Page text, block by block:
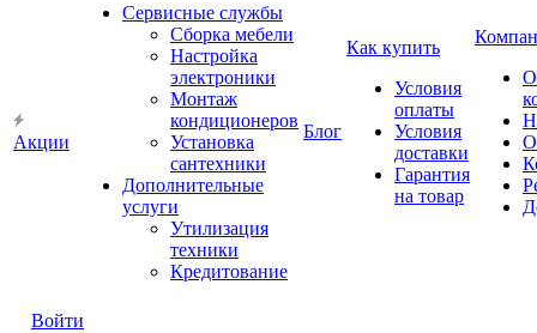
Акции
Сервисные службы
Сборка мебели
Настройка
электроники
Монтаж
кондиционеров
Установка
сантехники
Дополнительные
услуги
Утилизация
техники
Кредитование
Блог
Как купить
Условия
оплаты
Условия
доставки
Гарантия
на товар
О
Войти